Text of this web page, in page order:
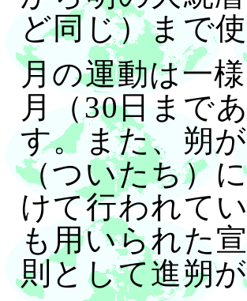
ど同じ）まで
月の運動は一
月（30日まで
す。また、朔
（ついたち）
けて行われて
も用いられた
則として進朔